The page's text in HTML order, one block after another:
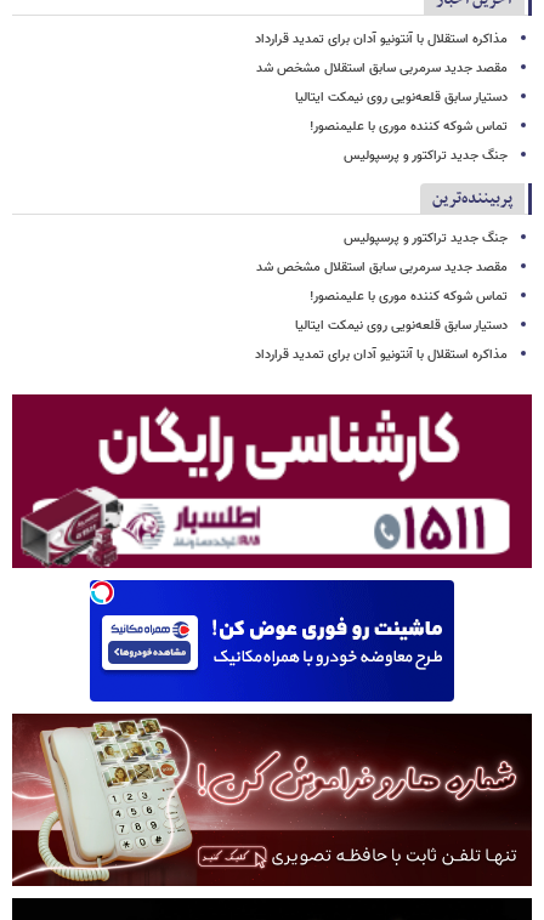
مذاکره استقلال با آنتونیو آدان برای تمدید قرارداد
مقصد جدید سرمربی سابق استقلال مشخص شد
دستیار سابق قلعه‌نویی روی نیمکت ایتالیا
تماس شوکه کننده موری با علیمنصور!
جنگ جدید تراکتور و پرسپولیس
پربیننده‌ترین
جنگ جدید تراکتور و پرسپولیس
مقصد جدید سرمربی سابق استقلال مشخص شد
تماس شوکه کننده موری با علیمنصور!
دستیار سابق قلعه‌نویی روی نیمکت ایتالیا
مذاکره استقلال با آنتونیو آدان برای تمدید قرارداد